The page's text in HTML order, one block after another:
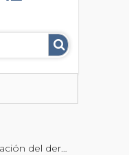
federal y su jurisprudencia